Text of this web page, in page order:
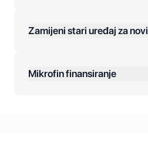
Plaćanje na rate:
Zamijeni stari uređaj za novi
Mikrofin finansiranje